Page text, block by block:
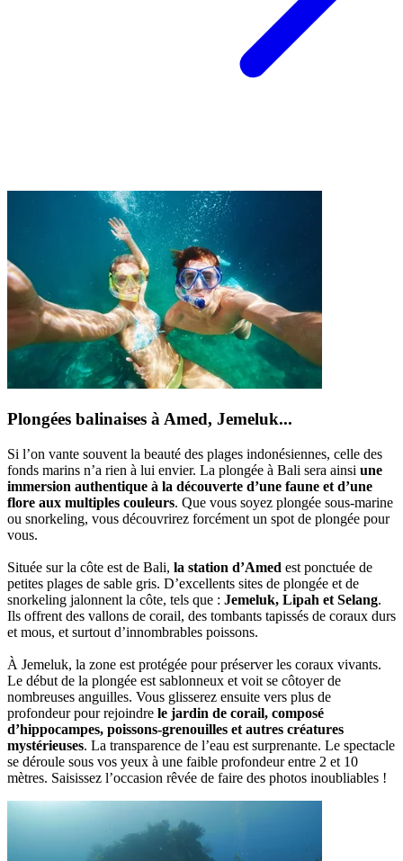
Plongées balinaises à Amed, Jemeluk...
Si l’on vante souvent la beauté des plages indonésiennes, celle des
fonds marins n’a rien à lui envier. La plongée à Bali sera ainsi une
immersion authentique à la découverte d’une faune et d’une
flore aux multiples couleurs. Que vous soyez plongée sous-marine
ou snorkeling, vous découvrirez forcément un spot de plongée pour
vous.
Située sur la côte est de Bali, la station d’Amed est ponctuée de
petites plages de sable gris. D’excellents sites de plongée et de
snorkeling jalonnent la côte, tels que : Jemeluk, Lipah et Selang.
Ils offrent des vallons de corail, des tombants tapissés de coraux durs
et mous, et surtout d’innombrables poissons.
À Jemeluk, la zone est protégée pour préserver les coraux vivants.
Le début de la plongée est sablonneux et voit se côtoyer de
nombreuses anguilles. Vous glisserez ensuite vers plus de
profondeur pour rejoindre le jardin de corail, composé
d’hippocampes, poissons-grenouilles et autres créatures
mystérieuses. La transparence de l’eau est surprenante. Le spectacle
se déroule sous vos yeux à une faible profondeur entre 2 et 10
mètres. Saisissez l’occasion rêvée de faire des photos inoubliables !